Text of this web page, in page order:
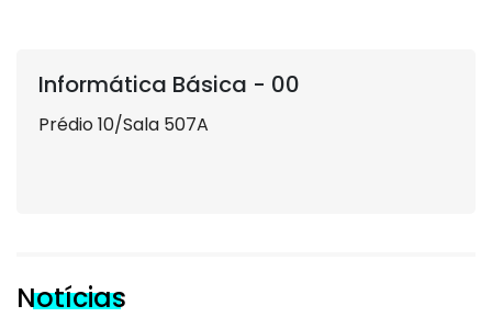
Informática Básica - 00
Prédio 10/Sala 507A
Notícias